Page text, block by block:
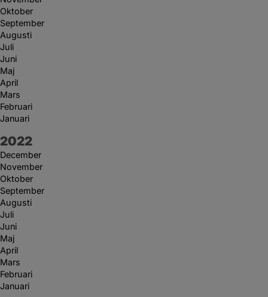
Oktober
September
Augusti
Juli
Juni
Maj
April
Mars
Februari
Januari
År:
2022
December
November
Oktober
September
Augusti
Juli
Juni
Maj
April
Mars
Februari
Januari